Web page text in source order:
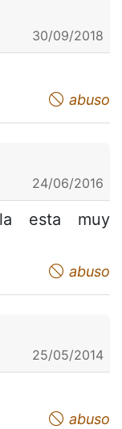
30/09/2018
abuso
24/06/2016
esta muy
abuso
25/05/2014
abuso